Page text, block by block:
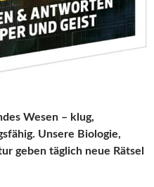
Wesen – klug,
Unsere Biologie,
geben täglich neue Rätsel